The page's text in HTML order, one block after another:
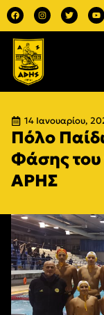
14 Ιανουαρίου,
Πόλο
Φάσης
ΑΡΗΣ